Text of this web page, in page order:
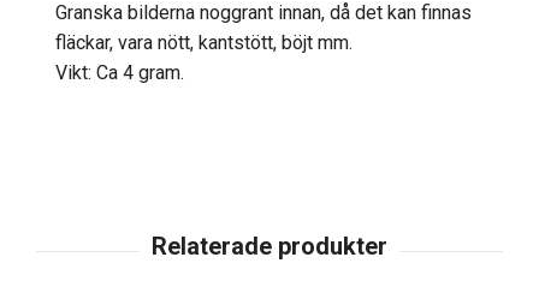
Granska bilderna noggrant innan, då det kan finnas
fläckar, vara nött, kantstött, böjt mm.
Vikt: Ca 4 gram.